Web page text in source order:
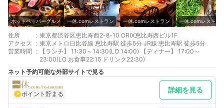
ホットペッパーグルメ 一休.comレストラン 一休.comレストラン 一休.comレストラ
住所 : 東京都渋谷区恵比寿西2-8-10 ORIX恵比寿西ビル1F
アクセス
: 東京メトロ日比谷線 恵比寿駅 徒歩5分 JR線 恵比寿駅 徒歩5分
営業時間
:
【ランチ】 11:30～14:30(LO 14:00) 【ディナー】 17:00～
23:00(LO お食事22:15 ドリンク22:30)
ネット予約可能な外部サイトで見る
ポイント貯まる 詳細を見る